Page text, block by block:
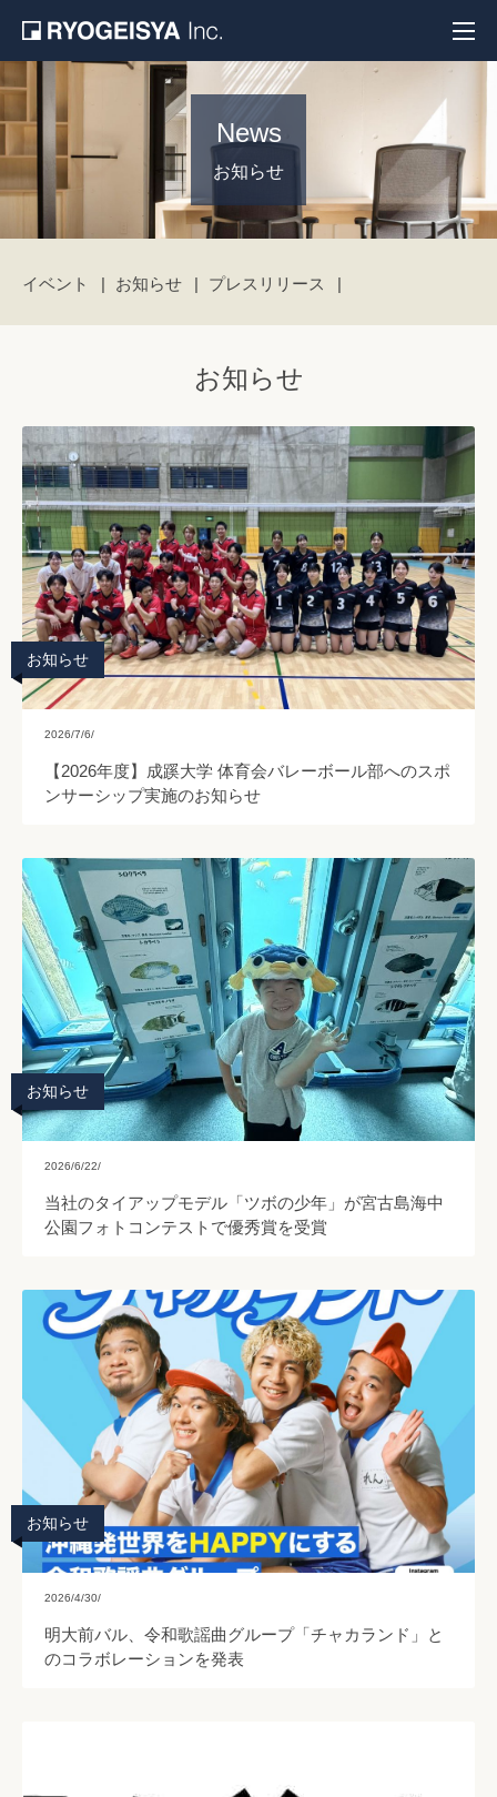
News
お知らせ
イベント お知らせ プレスリリース
お知らせ
お知らせ
2026/7/6/
【2026年度】成蹊大学 体育会バレーボール部へのスポ
ンサーシップ実施のお知らせ
お知らせ
2026/6/22/
当社のタイアップモデル「ツボの少年」が宮古島海中
公園フォトコンテストで優秀賞を受賞
お知らせ
2026/4/30/
明大前バル、令和歌謡曲グループ「チャカランド」と
のコラボレーションを発表